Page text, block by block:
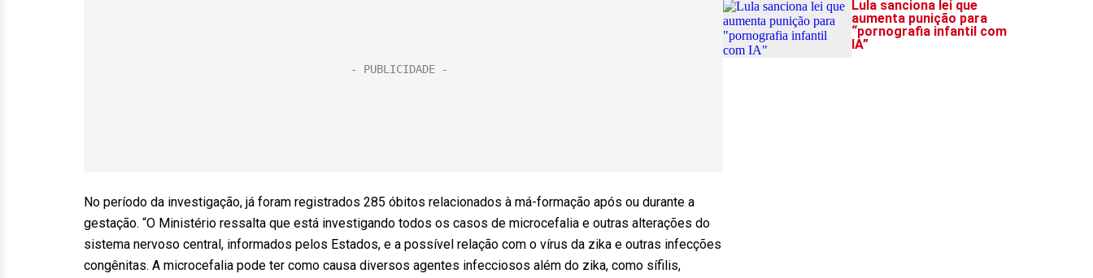
No período da investigação, já foram registrados 285 óbitos relacionados à má-formação após ou durante a
gestação. “O Ministério ressalta que está investigando todos os casos de microcefalia e outras alterações do
sistema nervoso central, informados pelos Estados, e a possível relação com o vírus da zika e outras infecções
congênitas. A microcefalia pode ter como causa diversos agentes infecciosos além do zika, como sífilis,